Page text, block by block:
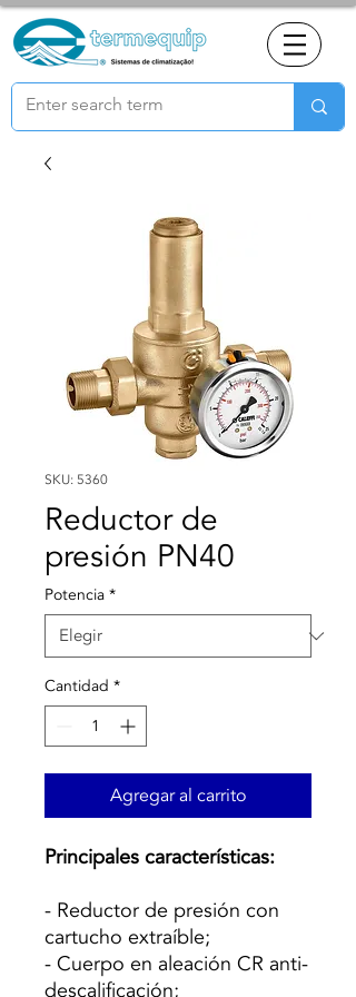
SKU: 5360
Reductor de
presión PN40
Potencia *
Cantidad *
Agregar al carrito
Principales características:
- Reductor de presión con
cartucho extraíble;
- Cuerpo en aleación CR anti-
descalificación;